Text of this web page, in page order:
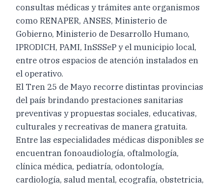
consultas médicas y trámites ante organismos
como RENAPER, ANSES, Ministerio de
Gobierno, Ministerio de Desarrollo Humano,
IPRODICH, PAMI, InSSSeP y el municipio local,
entre otros espacios de atención instalados en
el operativo.
El Tren 25 de Mayo recorre distintas provincias
del país brindando prestaciones sanitarias
preventivas y propuestas sociales, educativas,
culturales y recreativas de manera gratuita.
Entre las especialidades médicas disponibles se
encuentran fonoaudiología, oftalmología,
clínica médica, pediatría, odontología,
cardiología, salud mental, ecografía, obstetricia,